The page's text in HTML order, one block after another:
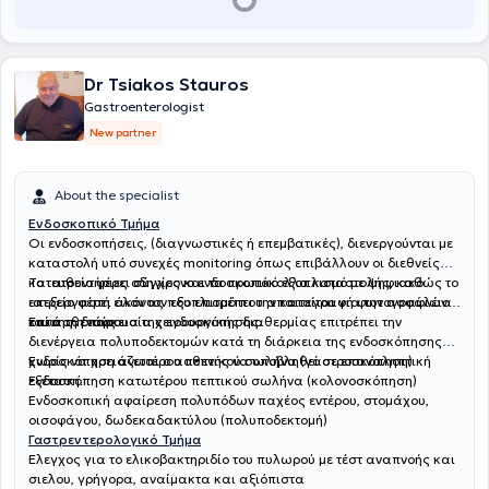
Dr Tsiakos Stauros
Gastroenterologist
New partner
About the specialist
Ενδοσκοπικό Τμήμα
Οι ενδοσκοπήσεις, (διαγνωστικές ή επεμβατικές), διενεργούνται με
καταστολή υπό συνεχές monitoring όπως επιβάλλουν οι διεθνείς
κατευθυντήριες οδηγίες και τα πρωτόκολλα καταστολής, καθώς το
ιατρείο φέρει όλον τον εξοπλισμό που απαιτείται για την ασφάλεια
του ασθενούς.
Το ιατρείο φέρει σύγχρονο ενδοσκοπικό εξοπλισμό με ψηφιακό
επεξεργαστή εικόνας που επιτρέπει την καταγραφή φωτογραφιών
κατά τη διάρκεια της ενδοσκόπησης.
Επίσης η παρουσία χειρουργικής διαθερμίας επιτρέπει την
διενέργεια πολυποδεκτομών κατά τη διάρκεια της ενδοσκόπησης
χωρίς να χρειάζεται ο ασθενής να υποβληθεί σε επαναληπτική
εξέταση.
Ενδοσκόπηση ανωτέρου πεπτικού σωλήνα (γαστροσκόπηση)
Ενδοσκόπηση κατωτέρου πεπτικού σωλήνα (κολονοσκόπηση)
Ενδοσκοπική αφαίρεση πολυπόδων παχέος εντέρου, στομάχου,
οισοφάγου, δωδεκαδακτύλου (πολυποδεκτομή)
Γαστρεντερολογικό Τμήμα
Έλεγχος για το ελικοβακτηριδίο του πυλωρού με τέστ αναπνοής και
σιελου, γρήγορα, αναίμακτα και αξιόπιστα